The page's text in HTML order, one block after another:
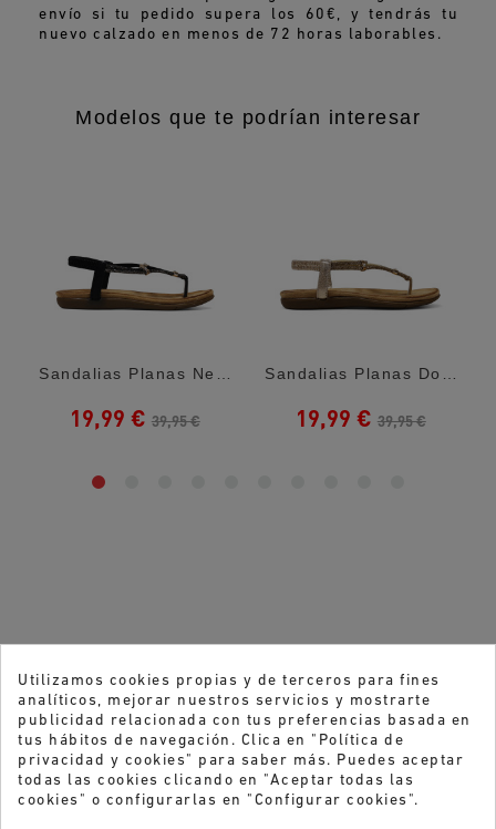
envío si tu pedido supera los 60€, y tendrás tu
nuevo calzado en menos de 72 horas laborables.
Modelos que te podrían interesar
Sandalias Planas Negras Con Anillos...
19,99 € 39,95 €
Sandalias Planas Doradas Con Anillos...
19,99 € 39,95 €
Utilizamos cookies propias y de terceros para fines
analíticos, mejorar nuestros servicios y mostrarte
publicidad relacionada con tus preferencias basada en
tus hábitos de navegación. Clica en "Política de
privacidad y cookies" para saber más. Puedes aceptar
todas las cookies clicando en "Aceptar todas las
cookies" o configurarlas en "Configurar cookies".